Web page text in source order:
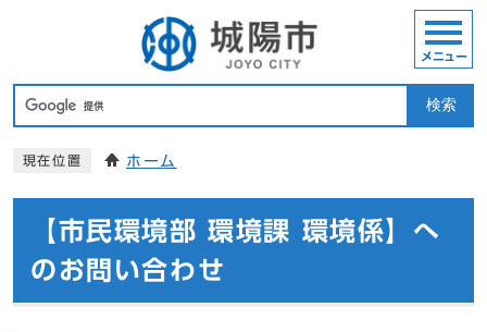
検索
メニュー
現在位置 ホーム
【市民環境部 環境課 環境係】へ
のお問い合わせ